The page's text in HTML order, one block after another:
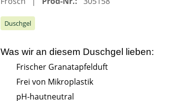
Duschgel
Was wir an diesem Duschgel lieben:
Frischer Granatapfelduft
Frei von Mikroplastik
pH-hautneutral